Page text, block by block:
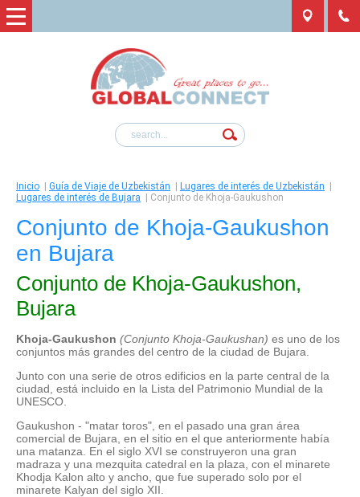
Inicio Guía de Viaje de Uzbekistán Lugares de interés de Uzbekistán
Lugares de interés de Bujara
Conjunto de Khoja-Gaukushon
Conjunto de Khoja-Gaukushon
en Bujara
Conjunto de Khoja-Gaukushon,
Bujara
Khoja-Gaukushon (Conjunto Khoja-Gaukushan) es uno de los
conjuntos más grandes del centro de la ciudad de Bujara.
Junto con una serie de otros edificios en la parte central de la
ciudad, está incluido en la Lista del Patrimonio Mundial de la
UNESCO.
Gaukushon - "matar toros", en el pasado una gran área
comercial de Bujara, en el sitio en el que anteriormente había
una matanza. En el siglo XVI se construyeron una gran
madraza y una mezquita catedral en la plaza, con el minarete
Khodja Kalon alto y ancho, que fue superado solo por el
minarete Kalyan del siglo XII.